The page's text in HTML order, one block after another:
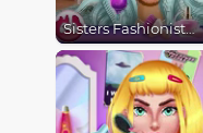
Sisters Fashionista Makeup